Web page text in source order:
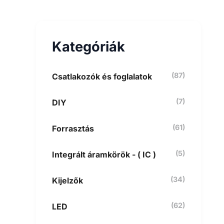
a
k
v
k
ő
e
Kategóriák
Csatlakozók és foglalatok (87)
DIY (7)
Forrasztás (61)
Integrált áramkörök - ( IC ) (5)
Kijelzők (34)
LED (62)